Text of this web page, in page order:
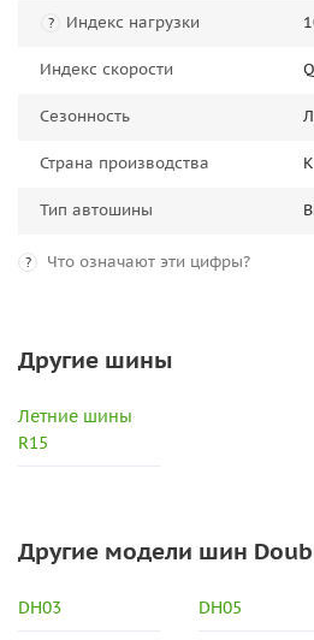
? Индекс нагрузки
Индекс скорости Q
Сезонность
Страна производства
Тип автошины
? Что означают эти цифры?
Другие шины
Летние шины
R15
Другие модели шин
DH03 DH05